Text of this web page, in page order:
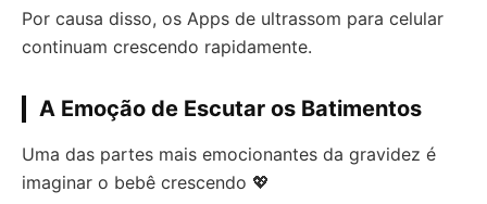
Por causa disso, os Apps de ultrassom para celular
continuam crescendo rapidamente.
A Emoção de Escutar os Batimentos
Uma das partes mais emocionantes da gravidez é
imaginar o bebê crescendo 💖